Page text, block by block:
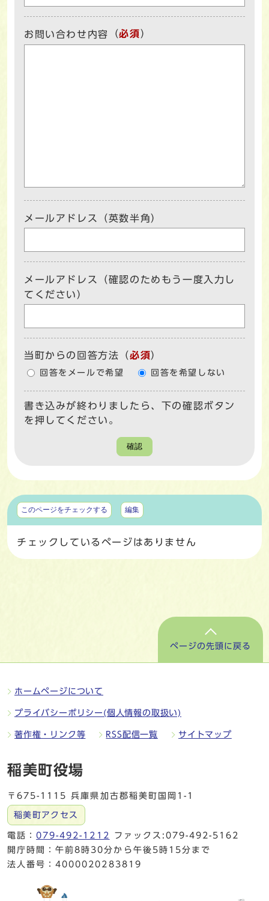
お問い合わせ内容 （必須）
メールアドレス（英数半角）
メールアドレス（確認のためもう一度入力し
てください）
当町からの回答方法 （必須）
回答をメールで希望 回答を希望しない
書き込みが終わりましたら、下の確認ボタン
を押してください。
確認
マイページ
このページをチェックする 編集
チェックしているページはありません
ページの先頭に戻る
ホームページについて
プライバシーポリシー(個人情報の取扱い)
著作権・リンク等 RSS配信一覧 サイトマップ
稲美町役場
〒675-1115 兵庫県加古郡稲美町国岡1-1
稲美町アクセス
電話：079-492-1212
ファックス:079-492-5162
開庁時間：午前8時30分から午後5時15分まで
法人番号：4000020283819